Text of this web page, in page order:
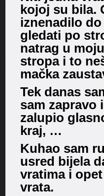
kojoj su bila.
iznenadilo
gledati po
natrag u
stropa i to
mačka
Tek danas
sam zapravo
zalupio
kraj, …
Kuhao sam
usred bijela
vratima i
vrata.